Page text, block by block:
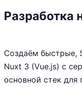
Разработка
Создаём быстрые,
Nuxt 3 (Vue.js) с
основной стек для